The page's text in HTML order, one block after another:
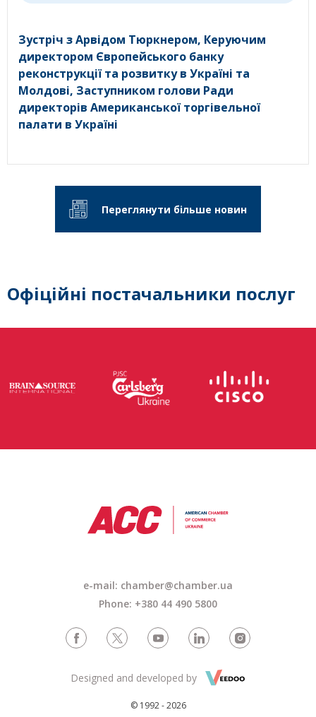
Зустріч з Арвідом Тюркнером, Керуючим
директором Європейського банку
реконструкції та розвитку в Україні та
Молдові, Заступником голови Ради
директорів Американської торгівельної
палати в Україні
Переглянути більше новин
Офіційні постачальники послуг
e-mail: chamber@chamber.ua
Phone: +380 44 490 5800
© 1992 - 2026
Designed and developed by